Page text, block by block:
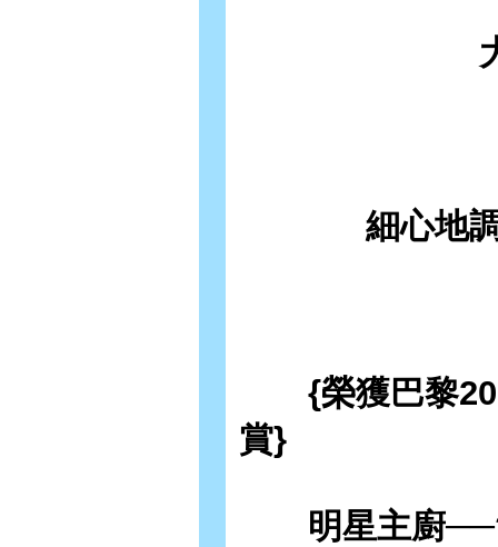
細心地
{榮獲巴黎
賞}
明星主廚